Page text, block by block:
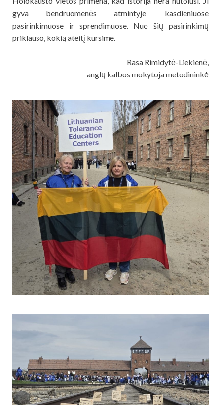
gyva bendruomenės atmintyje, kasdieniuose
pasirinkimuose ir sprendimuose. Nuo šių pasirinkimų
priklauso, kokią ateitį kursime.
Rasa Rimidytė-Liekienė,
anglų kalbos mokytoja metodininkė